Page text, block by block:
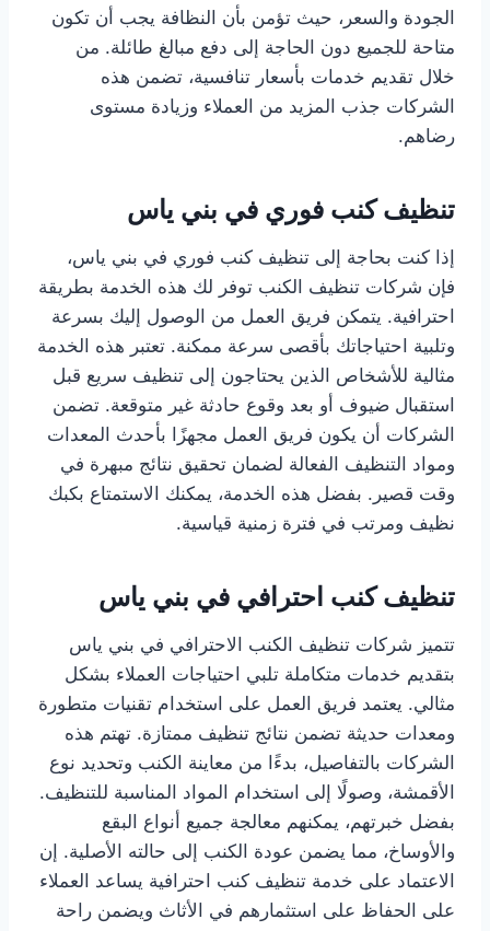
الجودة والسعر، حيث تؤمن بأن النظافة يجب أن تكون
متاحة للجميع دون الحاجة إلى دفع مبالغ طائلة. من
خلال تقديم خدمات بأسعار تنافسية، تضمن هذه
الشركات جذب المزيد من العملاء وزيادة مستوى
رضاهم.
تنظيف كنب فوري في بني ياس
إذا كنت بحاجة إلى تنظيف كنب فوري في بني ياس،
فإن شركات تنظيف الكنب توفر لك هذه الخدمة بطريقة
احترافية. يتمكن فريق العمل من الوصول إليك بسرعة
وتلبية احتياجاتك بأقصى سرعة ممكنة. تعتبر هذه الخدمة
مثالية للأشخاص الذين يحتاجون إلى تنظيف سريع قبل
استقبال ضيوف أو بعد وقوع حادثة غير متوقعة. تضمن
الشركات أن يكون فريق العمل مجهزًا بأحدث المعدات
ومواد التنظيف الفعالة لضمان تحقيق نتائج مبهرة في
وقت قصير. بفضل هذه الخدمة، يمكنك الاستمتاع بكبك
نظيف ومرتب في فترة زمنية قياسية.
تنظيف كنب احترافي في بني ياس
تتميز شركات تنظيف الكنب الاحترافي في بني ياس
بتقديم خدمات متكاملة تلبي احتياجات العملاء بشكل
مثالي. يعتمد فريق العمل على استخدام تقنيات متطورة
ومعدات حديثة تضمن نتائج تنظيف ممتازة. تهتم هذه
الشركات بالتفاصيل، بدءًا من معاينة الكنب وتحديد نوع
الأقمشة، وصولًا إلى استخدام المواد المناسبة للتنظيف.
بفضل خبرتهم، يمكنهم معالجة جميع أنواع البقع
والأوساخ، مما يضمن عودة الكنب إلى حالته الأصلية. إن
الاعتماد على خدمة تنظيف كنب احترافية يساعد العملاء
على الحفاظ على استثمارهم في الأثاث ويضمن راحة